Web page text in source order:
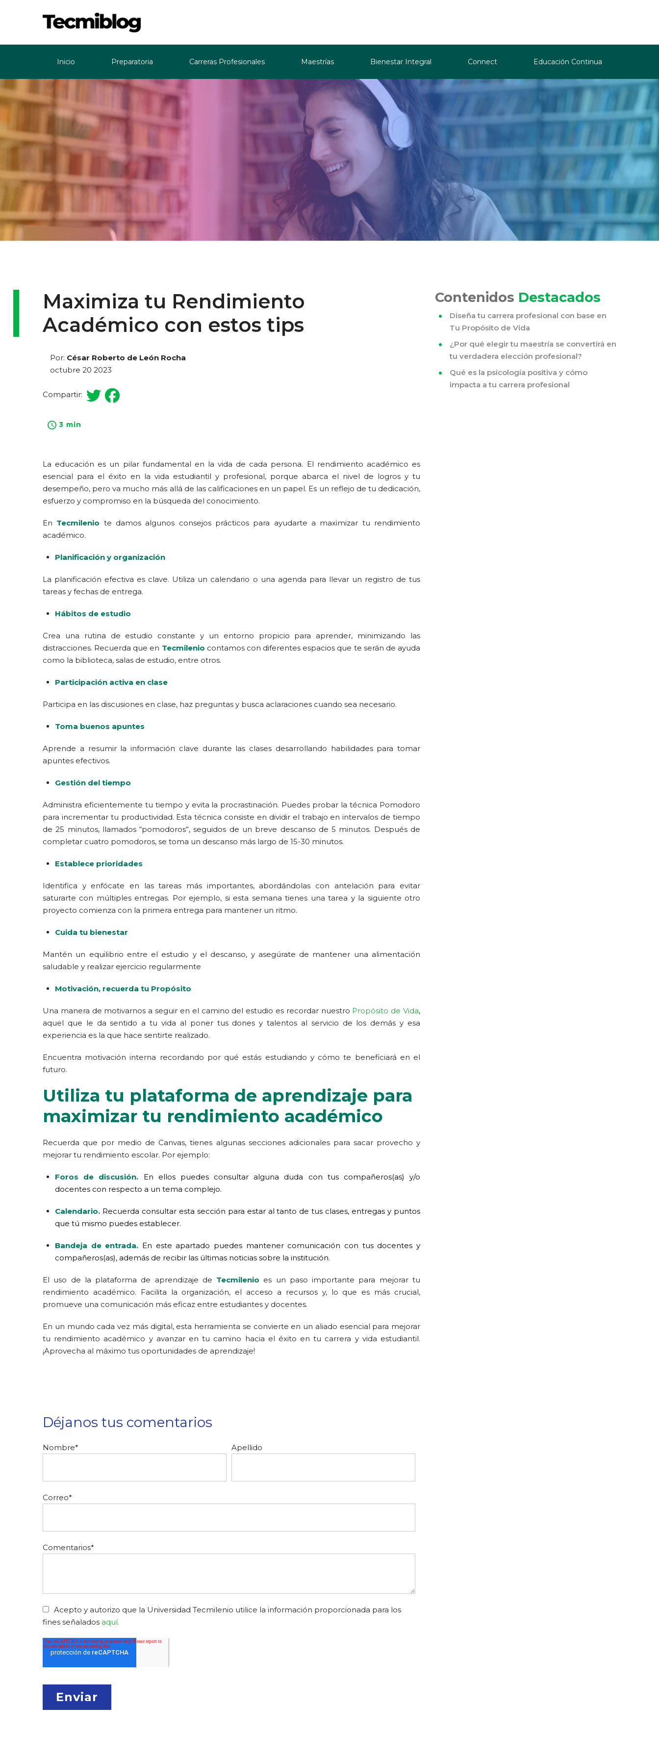
Inicio Preparatoria Carreras Profesionales Maestrías Bienestar Integral Connect Educación Continua
Maximiza tu Rendimiento
Académico con estos tips
Por: César Roberto de León Rocha
octubre 20 2023
Compartir:
3 min
La educación es un pilar fundamental en la vida de cada persona. El rendimiento académico es
esencial para el éxito en la vida estudiantil y profesional, porque abarca el nivel de logros y tu
desempeño, pero va mucho más allá de las calificaciones en un papel. Es un reflejo de tu dedicación,
esfuerzo y compromiso en la búsqueda del conocimiento.
En Tecmilenio te damos algunos consejos prácticos para ayudarte a maximizar tu rendimiento
académico.
Planificación y organización
La planificación efectiva es clave. Utiliza un calendario o una agenda para llevar un registro de tus
tareas y fechas de entrega.
Hábitos de estudio
Crea una rutina de estudio constante y un entorno propicio para aprender, minimizando las
distracciones. Recuerda que en Tecmilenio contamos con diferentes espacios que te serán de ayuda
como la biblioteca, salas de estudio, entre otros.
Participación activa en clase
Participa en las discusiones en clase, haz preguntas y busca aclaraciones cuando sea necesario.
Toma buenos apuntes
Aprende a resumir la información clave durante las clases desarrollando habilidades para tomar
apuntes efectivos.
Gestión del tiempo
Administra eficientemente tu tiempo y evita la procrastinación. Puedes probar la técnica Pomodoro
para incrementar tu productividad. Esta técnica consiste en dividir el trabajo en intervalos de tiempo
de 25 minutos, llamados “pomodoros”, seguidos de un breve descanso de 5 minutos. Después de
completar cuatro pomodoros, se toma un descanso más largo de 15-30 minutos.
Establece prioridades
Identifica y enfócate en las tareas más importantes, abordándolas con antelación para evitar
saturarte con múltiples entregas. Por ejemplo, si esta semana tienes una tarea y la siguiente otro
proyecto comienza con la primera entrega para mantener un ritmo.
Cuida tu bienestar
Mantén un equilibrio entre el estudio y el descanso, y asegúrate de mantener una alimentación
saludable y realizar ejercicio regularmente
Motivación, recuerda tu Propósito
Una manera de motivarnos a seguir en el camino del estudio es recordar nuestro Propósito de Vida,
aquel que le da sentido a tu vida al poner tus dones y talentos al servicio de los demás y esa
experiencia es la que hace sentirte realizado.
Encuentra motivación interna recordando por qué estás estudiando y cómo te beneficiará en el
futuro.
Utiliza tu plataforma de aprendizaje para
maximizar tu rendimiento académico
Recuerda que por medio de Canvas, tienes algunas secciones adicionales para sacar provecho y
mejorar tu rendimiento escolar. Por ejemplo:
Foros de discusión. En ellos puedes consultar alguna duda con tus compañeros(as) y/o
docentes con respecto a un tema complejo.
Calendario. Recuerda consultar esta sección para estar al tanto de tus clases, entregas y puntos
que tú mismo puedes establecer.
Bandeja de entrada. En este apartado puedes mantener comunicación con tus docentes y
compañeros(as), además de recibir las últimas noticias sobre la institución.
El uso de la plataforma de aprendizaje de Tecmilenio es un paso importante para mejorar tu
rendimiento académico. Facilita la organización, el acceso a recursos y, lo que es más crucial,
promueve una comunicación más eficaz entre estudiantes y docentes.
En un mundo cada vez más digital, esta herramienta se convierte en un aliado esencial para mejorar
tu rendimiento académico y avanzar en tu camino hacia el éxito en tu carrera y vida estudiantil.
¡Aprovecha al máximo tus oportunidades de aprendizaje!
Déjanos tus comentarios
Nombre* Apellido
Correo*
Comentarios*
Acepto y autorizo que la Universidad Tecmilenio utilice la información proporcionada para los
fines señalados aquí.
Contenidos Destacados
Diseña tu carrera profesional con base en
Tu Propósito de Vida
¿Por qué elegir tu maestría se convertirá en
tu verdadera elección profesional?
Qué es la psicología positiva y cómo
impacta a tu carrera profesional